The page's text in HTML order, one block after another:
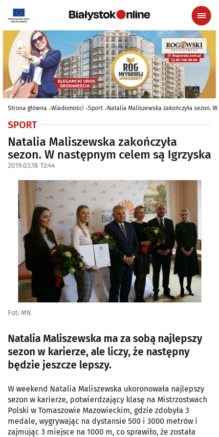
Strona główna Wiadomości Sport Natalia Maliszewska zakończyła sezon.
SPORT
Natalia Maliszewska zakończyła
sezon. W następnym celem są Igrzyska
2019.03.18 13:44
Fot: MN
Natalia Maliszewska ma za sobą najlepszy
sezon w karierze, ale liczy, że następny
będzie jeszcze lepszy.
W weekend Natalia Maliszewska ukoronowała najlepszy
sezon w karierze, potwierdzający klasę na Mistrzostwach
Polski w Tomaszowie Mazowieckim, gdzie zdobyła 3
medale, wygrywając na dystansie 500 i 3000 metrów i
zajmując 3 miejsce na 1000 m, co sprawiło, że została